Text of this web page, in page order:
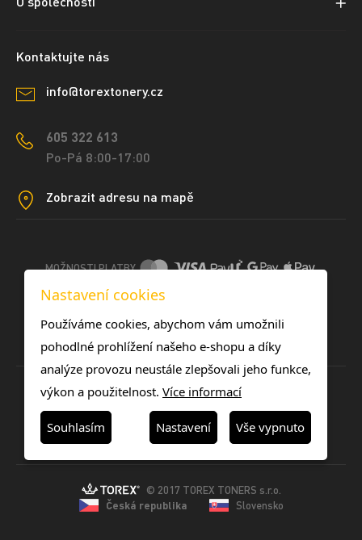
Kontaktujte nás
info@torextonery.cz
605 322 613
Po-Pá 8:00-17:00
Zobrazit adresu na mapě
MOŽNOSTI PLATBY
DOPRAVNÍ METODY
© 2017 TOREX TONERS s.r.o.
Česká republika
Slovensko
Nastavení cookies
Používáme cookies, abychom vám umožnili
pohodlné prohlížení našeho e-shopu a díky
analýze provozu neustále zlepšovali jeho funkce,
výkon a použitelnost. Více informací
Souhlasím Nastavení Vše vypnuto